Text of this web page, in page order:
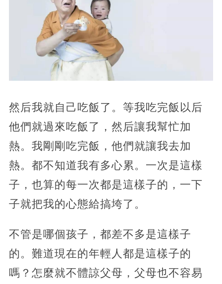
然后我就自己吃飯了。等我吃完飯以后
他們就過來吃飯了，然后讓我幫忙加
熱。我剛剛吃完飯，他們就讓我去加
熱。都不知道我有多心累。一次是這樣
子，也算的每一次都是這樣子的，一下
子就把我的心態給搞垮了。
不管是哪個孩子，都差不多是這樣子
的。難道現在的年輕人都是這樣子的
嗎？怎麼就不體諒父母，父母也不容易